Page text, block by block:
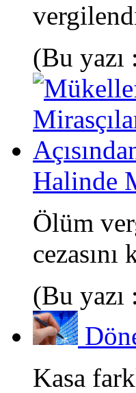
(Bu yazı :
Halinde
Ölüm
cezasını
(Bu yazı :
Kasa